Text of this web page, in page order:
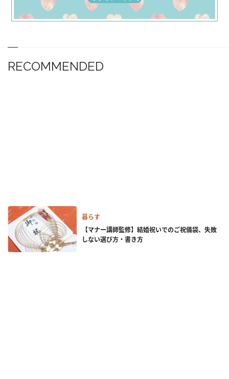
RECOMMENDED
暮らす
【マナー講師監修】結婚祝いでのご祝儀袋、失敗
しない選び方・書き方